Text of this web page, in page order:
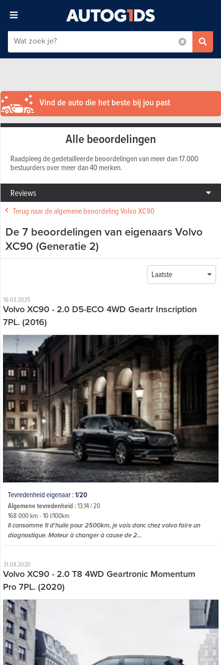
Vind de auto die het beste bij jou past
Alle beoordelingen
Raadpleeg de gedetailleerde beoordelingen van meer dan 17.000
bestuurders over meer dan 40 merken.
Reviews
Terug naar de algemene beoordeling Volvo XC90
De 7 beoordelingen van eigenaars Volvo
XC90 (Generatie 2)
Laatste
16.03.2025
Volvo XC90 - 2.0 D5-ECO 4WD Geartr Inscription
7PL. (2016)
Tevredenheid eigenaar :1/20
Algemene tevredenheid :13.14 / 20
168 000 km - 10 l/100km
Il consomme 1l d'huile pour 2500km, je vais donc chez volvo faire un
diagnostique. Moteur à changer à cause de 2...
31.08.2020
Volvo XC90 - 2.0 T8 4WD Geartronic Momentum
Pro 7PL. (2020)